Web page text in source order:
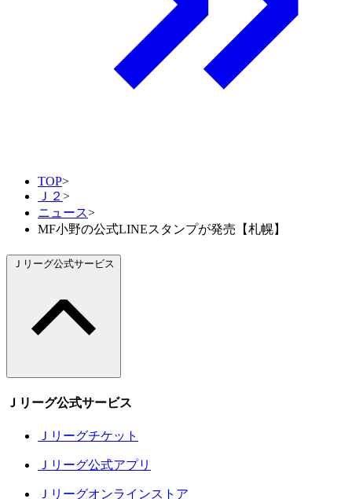
TOP>
Ｊ２ >
ニュース>
MF小野の公式LINEスタンプが発売【札幌】
Ｊリーグ公式サービス
Ｊリーグ公式サービス
Ｊリーグチケット
Ｊリーグ公式アプリ
Ｊリーグオンラインストア